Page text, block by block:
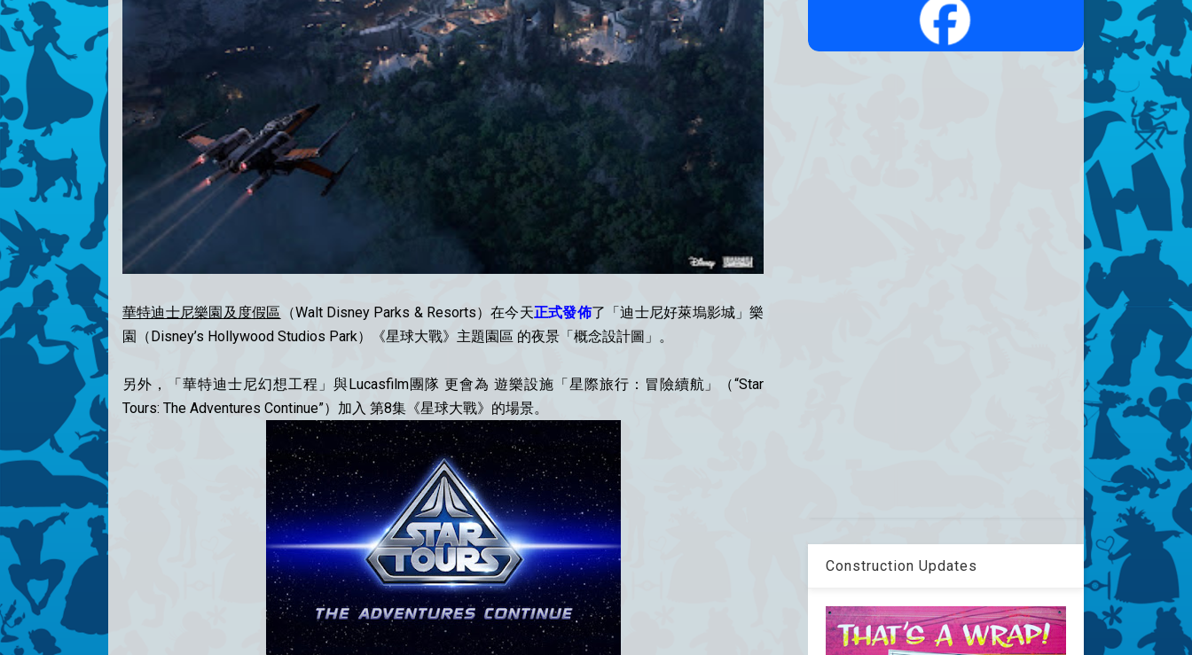
華特迪士尼樂園及度假區 （Walt Disney Parks & Resorts）在今天正式發佈了「迪士尼好萊塢影城」樂
園（Disney’s Hollywood Studios Park）《星球大戰》主題園區 的夜景「概念設計圖」。
另外，「華特迪士尼幻想工程」與Lucasfilm團隊 更會為 遊樂設施「星際旅行：冒險續航」（“Star
Tours: The Adventures Continue”）加入 第8集《星球大戰》的場景。
Construction Updates